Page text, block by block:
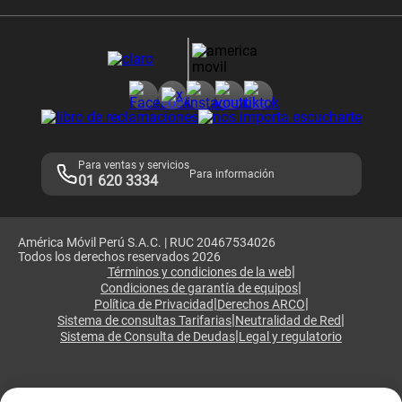
Consulta de IMEI
Consulta de reclamos
Adquirientes iPhone 6, 6S y SE
Mensaje de Seguridad
Términos y Condiciones de Tienda Claro
Libro de Reclamaciones
Para ventas y servicios
01 620 3334 Para información
América Móvil Perú S.A.C. | RUC 20467534026
Todos los derechos reservados 2026
Términos y condiciones de la web|
Condiciones de garantía de equipos
Política de Privacidad Derechos ARCO
Sistema de consultas Tarifarias Neutralidad de Red
Sistema de Consulta de Deudas Legal y regulatorio